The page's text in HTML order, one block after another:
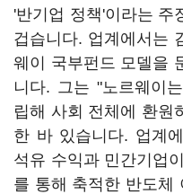
'반기업 정책'이라는 주
겁습니다. 업계에서는
웨이 국부펀드 모델을
니다. 그는 "노르웨이
립해 사회 전체에 환원
한 바 있습니다. 업계
석유 수익과 민간기업
를 통해 축적한 반도체